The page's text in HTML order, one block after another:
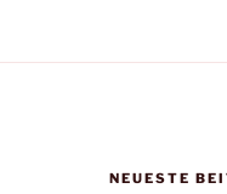
NEUESTE